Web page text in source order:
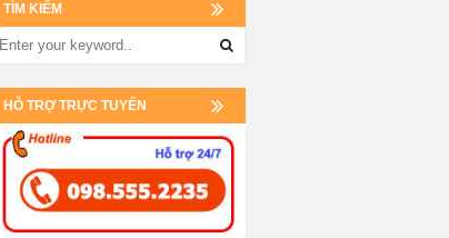
TÌM KIẾM
HỖ TRỢ TRỰC TUYẾN